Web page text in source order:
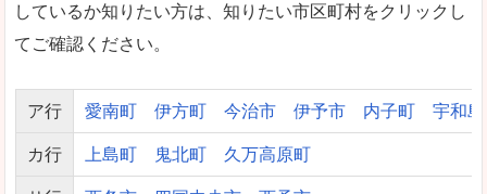
しているか知りたい方は、知りたい市区町村をクリックし
てご確認ください。
ア行 愛南町 伊方町 今治市 伊予市 内子町 宇和
カ行 上島町 鬼北町 久万高原町